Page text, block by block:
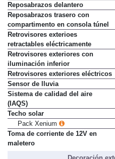
Reposabrazos delantero
Reposabrazos trasero con
compartimento en consola túnel
Retrovisores exterioes
retractables eléctricamente
Retrovisores exteriores con
iluminación inferior
Retrovisores exteriores eléctricos
Sensor de lluvia
Sistema de calidad del aire
(IAQS)
Techo solar
Pack Xenium
Toma de corriente de 12V en
maletero